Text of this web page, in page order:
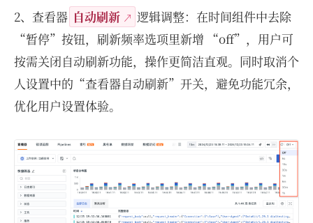
2、查看器 自动刷新
逻辑调整：在时间组件中去除
“暂停”按钮，刷新频率选项里新增 “off”，用户可
按需关闭自动刷新功能，操作更简洁直观。同时取消个
人设置中的“查看器自动刷新”开关，避免功能冗余，
优化用户设置体验。